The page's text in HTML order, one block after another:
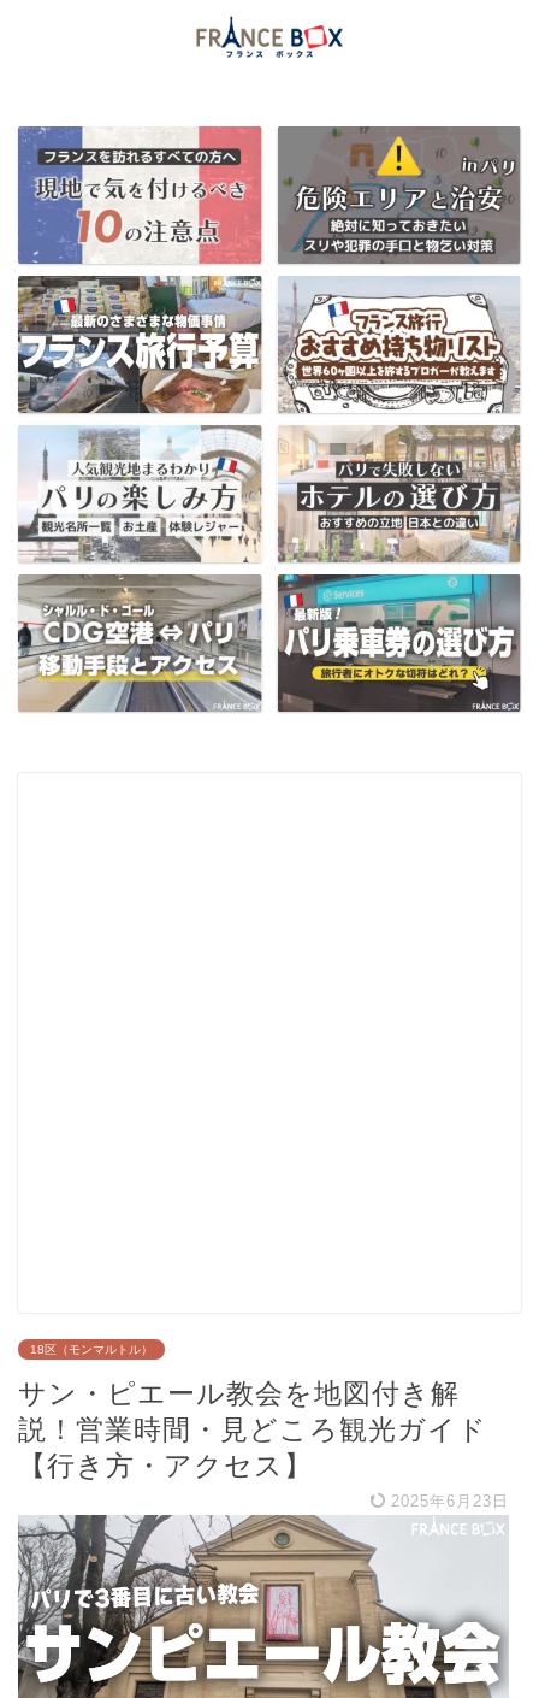
当ブログ限定フランス割引クーポンはコチラ
18区（モンマルトル）
サン・ピエール教会を地図付き解
説！営業時間・見どころ観光ガイド
【行き方・アクセス】
2025年6月23日